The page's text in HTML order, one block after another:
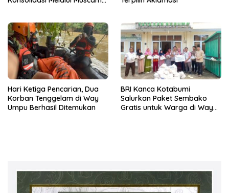
Hari Ketiga Pencarian, Dua
Korban Tenggelam di Way
Umpu Berhasil Ditemukan
BRI Kanca Kotabumi
Salurkan Paket Sembako
Gratis untuk Warga di Way